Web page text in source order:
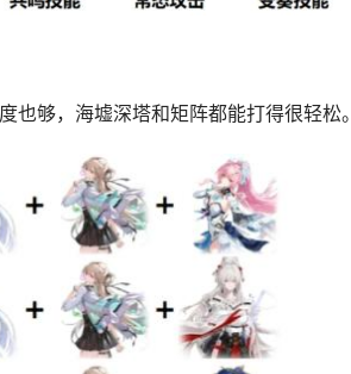
也够，海墟深塔和矩阵都能打得很轻松。